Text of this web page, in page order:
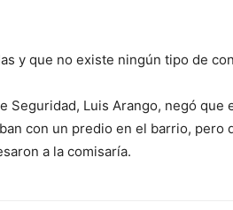
y que no existe ningún tipo de
Seguridad, Luis Arango, negó que
con un predio en el barrio, pero
a la comisaría.